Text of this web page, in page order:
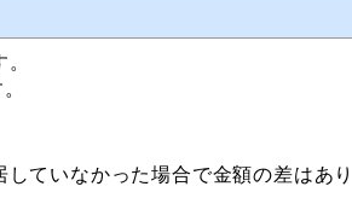
ていなかった場合で金額の差はあり